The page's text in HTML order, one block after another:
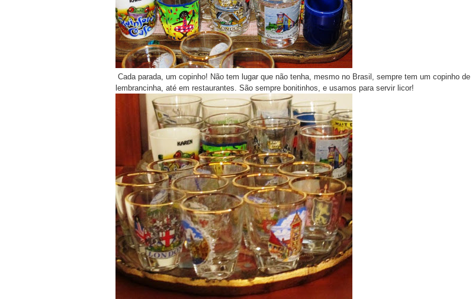
Cada parada, um copinho! Não tem lugar que não tenha, mesmo no Brasil, sempre tem um copinho de
lembrancinha, até em restaurantes. São sempre bonitinhos, e usamos para servir licor!